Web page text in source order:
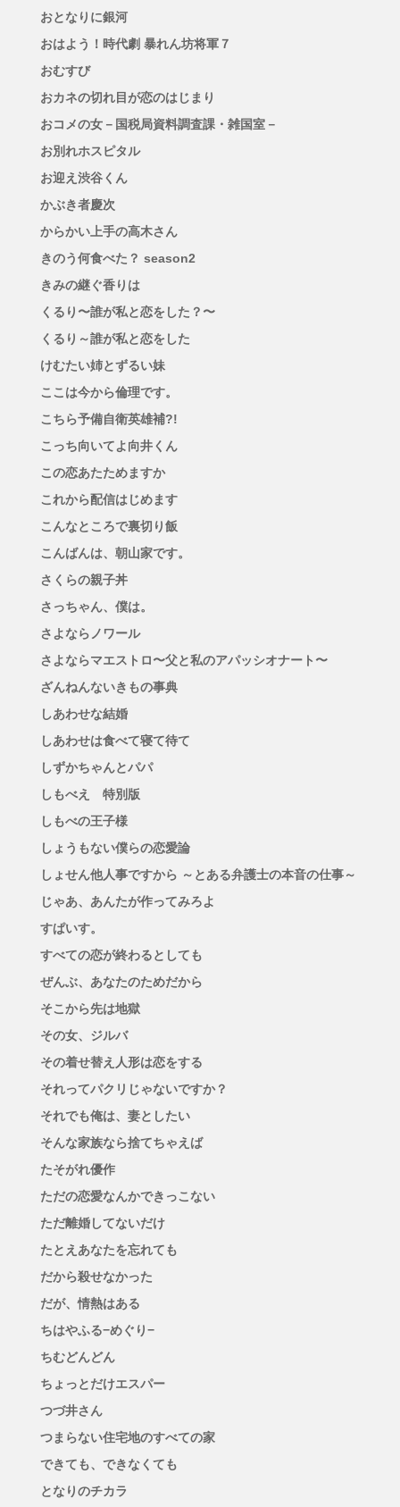
おとなりに銀河
おはよう！時代劇 暴れん坊将軍７
おむすび
おカネの切れ目が恋のはじまり
おコメの女－国税局資料調査課・雑国室－
お別れホスピタル
お迎え渋谷くん
かぶき者慶次
からかい上手の高木さん
きのう何食べた？ season2
きみの継ぐ香りは
くるり〜誰が私と恋をした？〜
くるり～誰が私と恋をした
けむたい姉とずるい妹
ここは今から倫理です。
こちら予備自衛英雄補?!
こっち向いてよ向井くん
この恋あたためますか
これから配信はじめます
こんなところで裏切り飯
こんばんは、朝山家です。
さくらの親子丼
さっちゃん、僕は。
さよならノワール
さよならマエストロ〜父と私のアパッシオナート〜
ざんねんないきもの事典
しあわせな結婚
しあわせは食べて寝て待て
しずかちゃんとパパ
しもべえ 特別版
しもべの王子様
しょうもない僕らの恋愛論
しょせん他人事ですから ～とある弁護士の本音の仕事～
じゃあ、あんたが作ってみろよ
すぱいす。
すべての恋が終わるとしても
ぜんぶ、あなたのためだから
そこから先は地獄
その女、ジルバ
その着せ替え人形は恋をする
それってパクリじゃないですか？
それでも俺は、妻としたい
そんな家族なら捨てちゃえば
たそがれ優作
ただの恋愛なんかできっこない
ただ離婚してないだけ
たとえあなたを忘れても
だから殺せなかった
だが、情熱はある
ちはやふる−めぐり−
ちむどんどん
ちょっとだけエスパー
つづ井さん
つまらない住宅地のすべての家
できても、できなくても
となりのチカラ